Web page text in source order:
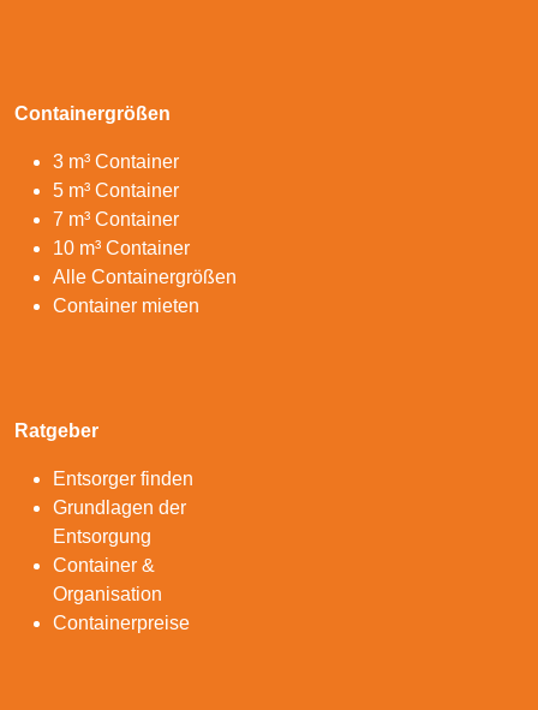
Containergrößen
3 m³ Container
5 m³ Container
7 m³ Container
10 m³ Container
Alle Containergrößen
Container mieten
Ratgeber
Entsorger finden
Grundlagen der
Entsorgung
Container &
Organisation
Containerpreise